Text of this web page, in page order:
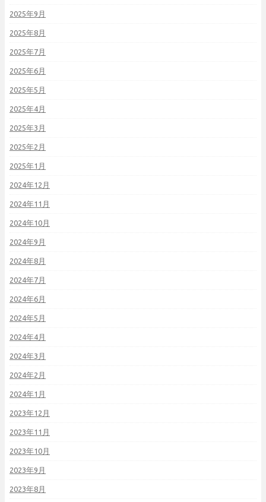
2025年9月
2025年8月
2025年7月
2025年6月
2025年5月
2025年4月
2025年3月
2025年2月
2025年1月
2024年12月
2024年11月
2024年10月
2024年9月
2024年8月
2024年7月
2024年6月
2024年5月
2024年4月
2024年3月
2024年2月
2024年1月
2023年12月
2023年11月
2023年10月
2023年9月
2023年8月